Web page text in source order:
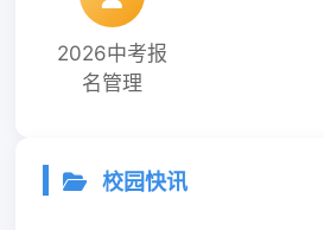
2026中考报
名管理
校园快讯